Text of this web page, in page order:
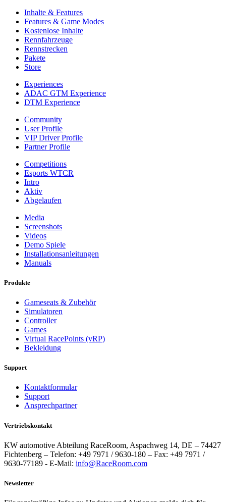
Inhalte & Features
Features & Game Modes
Kostenlose Inhalte
Rennfahrzeuge
Rennstrecken
Pakete
Store
Experiences
ADAC GTM Experience
DTM Experience
Community
User Profile
VIP Driver Profile
Partner Profile
Competitions
Esports WTCR
Intro
Aktiv
Abgelaufen
Media
Screenshots
Videos
Demo Spiele
Installationsanleitungen
Manuals
Produkte
Gameseats & Zubehör
Simulatoren
Controller
Games
Virtual RacePoints (vRP)
Bekleidung
Support
Kontaktformular
Support
Ansprechpartner
Vertriebskontakt
KW automotive Abteilung RaceRoom, Aspachweg 14, DE – 74427
Fichtenberg – Telefon: +49 7971 / 9630-180 – Fax: +49 7971 /
9630-77189 - E-Mail: info@RaceRoom.com
Newsletter